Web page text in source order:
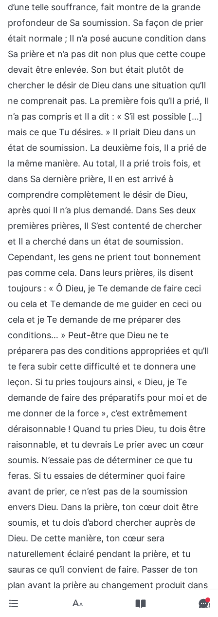
d’une telle souffrance, fait montre de la grande
profondeur de Sa soumission. Sa façon de prier
était normale ; Il n’a posé aucune condition dans
Sa prière et n’a pas dit non plus que cette coupe
devait être enlevée. Son but était plutôt de
chercher le désir de Dieu dans une situation qu’Il
ne comprenait pas. La première fois qu’Il a prié, Il
n’a pas compris et Il a dit : « S’il est possible […]
mais ce que Tu désires. » Il priait Dieu dans un
état de soumission. La deuxième fois, Il a prié de
la même manière. Au total, Il a prié trois fois, et
dans Sa dernière prière, Il en est arrivé à
comprendre complètement le désir de Dieu,
après quoi Il n’a plus demandé. Dans Ses deux
premières prières, Il S’est contenté de chercher
et Il a cherché dans un état de soumission.
Cependant, les gens ne prient tout bonnement
pas comme cela. Dans leurs prières, ils disent
toujours : « Ô Dieu, je Te demande de faire ceci
ou cela et Te demande de me guider en ceci ou
cela et je Te demande de me préparer des
conditions… » Peut-être que Dieu ne te
préparera pas des conditions appropriées et qu’Il
te fera subir cette difficulté et te donnera une
leçon. Si tu pries toujours ainsi, « Dieu, je Te
demande de faire des préparatifs pour moi et de
me donner de la force », c’est extrêmement
déraisonnable ! Quand tu pries Dieu, tu dois être
raisonnable, et tu devrais Le prier avec un cœur
soumis. N’essaie pas de déterminer ce que tu
feras. Si tu essaies de déterminer quoi faire
avant de prier, ce n’est pas de la soumission
envers Dieu. Dans la prière, ton cœur doit être
soumis, et tu dois d’abord chercher auprès de
Dieu. De cette manière, ton cœur sera
naturellement éclairé pendant la prière, et tu
sauras ce qu’il convient de faire. Passer de ton
plan avant la prière au changement produit dans
ton cœur après la prière est le résultat de l’œuvre